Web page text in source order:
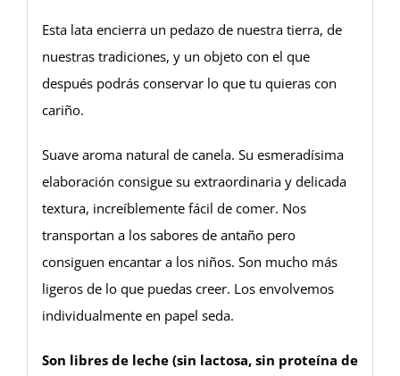
Esta lata encierra un pedazo de nuestra tierra, de
nuestras tradiciones, y un objeto con el que
después podrás conservar lo que tu quieras con
cariño.
Suave aroma natural de canela. Su esmeradísima
elaboración consigue su extraordinaria y delicada
textura, increíblemente fácil de comer. Nos
transportan a los sabores de antaño pero
consiguen encantar a los niños. Son mucho más
ligeros de lo que puedas creer. Los envolvemos
individualmente en papel seda.
Son libres de leche (sin lactosa, sin proteína de